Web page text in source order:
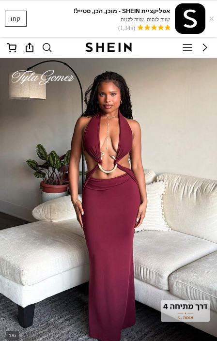
קחו ×
אפליקציית SHEIN - מוכן, הכן, סטייל!
שווה לנסות, שווה לקנות
(1,345)
1/6